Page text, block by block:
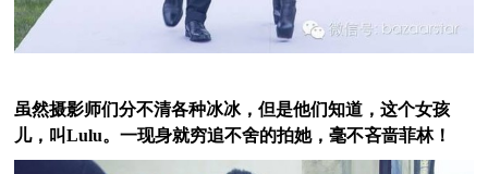
虽然摄影师们分不清各种冰冰，但是他们知道，这个女孩
儿，叫Lulu。一现身就穷追不舍的拍她，毫不吝啬菲林！